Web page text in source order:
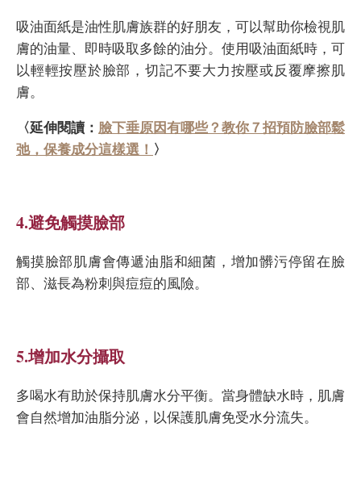
吸油面紙是油性肌膚族群的好朋友，可以幫助你檢視肌
膚的油量、即時吸取多餘的油分。使用吸油面紙時，可
以輕輕按壓於臉部，切記不要大力按壓或反覆摩擦肌
膚。
〈延伸閱讀： 臉下垂原因有哪些？教你７招預防臉部鬆
弛，保養成分這樣選！ 〉
4.避免觸摸臉部
觸摸臉部肌膚會傳遞油脂和細菌，增加髒污停留在臉
部、滋長為粉刺與痘痘的風險。
5.增加水分攝取
多喝水有助於保持肌膚水分平衡。當身體缺水時，肌膚
會自然增加油脂分泌，以保護肌膚免受水分流失。